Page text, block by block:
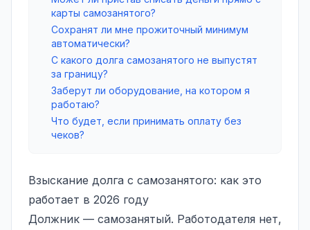
карты самозанятого?
Сохранят ли мне прожиточный минимум
автоматически?
С какого долга самозанятого не выпустят
за границу?
Заберут ли оборудование, на котором я
работаю?
Что будет, если принимать оплату без
чеков?
Взыскание долга с самозанятого: как это
работает в 2026 году
Должник — самозанятый. Работодателя нет,